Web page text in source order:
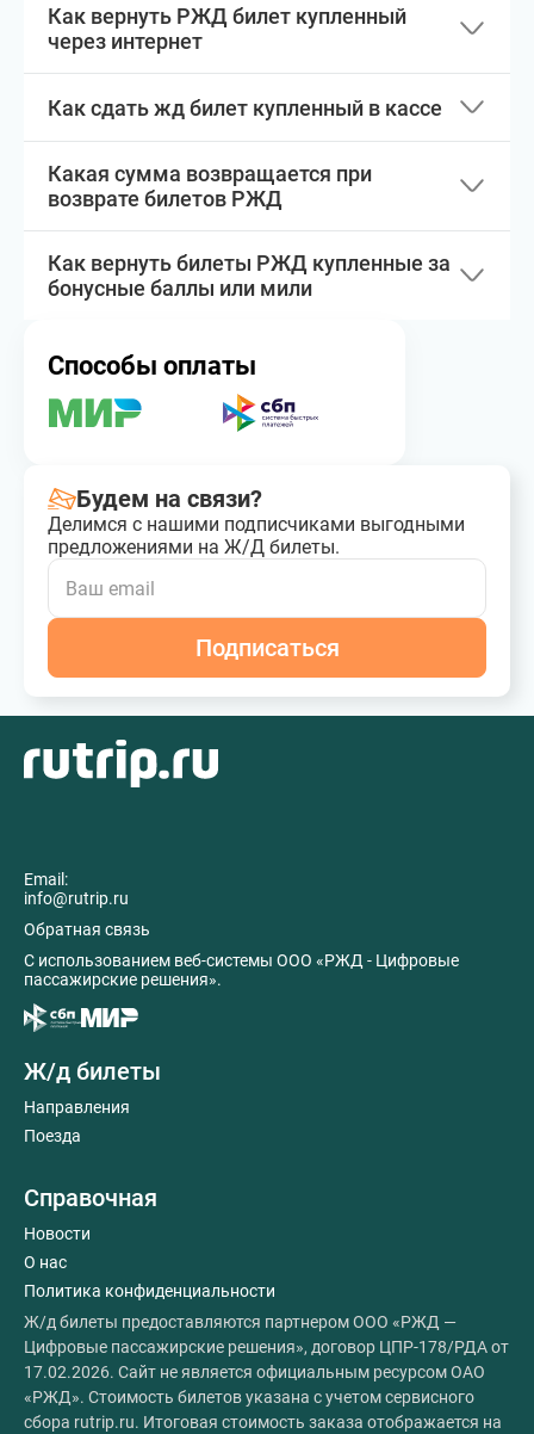
Как вернуть РЖД билет купленный
через интернет
Как сдать жд билет купленный в кассе
Какая сумма возвращается при
возврате билетов РЖД
Как вернуть билеты РЖД купленные за
бонусные баллы или мили
Способы оплаты
Будем на связи?
Делимся с нашими подписчиками выгодными
предложениями на Ж/Д билеты.
Подписаться
Email:
info@rutrip.ru
Обратная связь
C использованием веб-системы ООО «РЖД - Цифровые
пассажирские решения».
Ж/д билеты
Направления
Поезда
Справочная
Новости
О нас
Политика конфиденциальности
Ж/д билеты предоставляются партнером ООО «РЖД —
Цифровые пассажирские решения», договор ЦПР-178/РДА от
17.02.2026. Сайт не является официальным ресурсом ОАО
«РЖД». Стоимость билетов указана с учетом сервисного
сбора rutrip.ru. Итоговая стоимость заказа отображается на